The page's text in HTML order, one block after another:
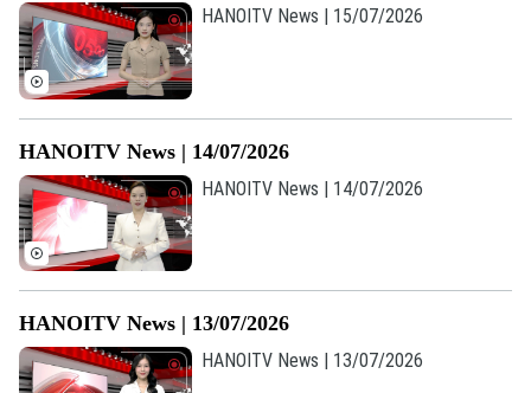
Tòa soạn
0865.116.699 (hotline)
Tòa soạn
HANOITV News | 15/07/2026
HANOITV News | 14/07/2026
HANOITV News | 14/07/2026
HANOITV News | 13/07/2026
HANOITV News | 13/07/2026